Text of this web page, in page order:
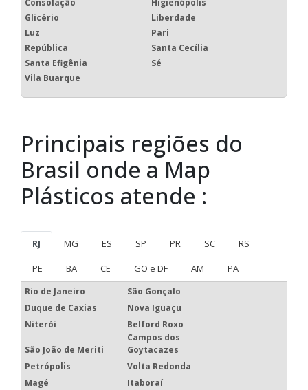
Consolação
Higienópolis
Glicério
Liberdade
Luz
Pari
República
Santa Cecília
Santa Efigênia
Sé
Vila Buarque
Principais regiões do
Brasil onde a Map
Plásticos atende :
RJ MG ES SP PR SC
RS
PE
BA CE GO e DF AM PA
Rio de Janeiro
São Gonçalo
Duque de Caxias
Nova Iguaçu
Niterói
Belford Roxo
São João de Meriti
Campos dos
Goytacazes
Petrópolis
Volta Redonda
Magé
Itaboraí